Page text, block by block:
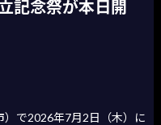
記念祭が本日開
で2026年7月2日（木）に